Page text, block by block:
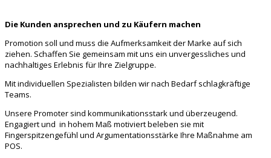
Die Kunden ansprechen und zu Käufern machen
Promotion soll und muss die Aufmerksamkeit der Marke auf sich
ziehen. Schaffen Sie gemeinsam mit uns ein unvergessliches und
nachhaltiges Erlebnis für Ihre Zielgruppe.
Mit individuellen Spezialisten bilden wir nach Bedarf schlagkräftige
Teams.
Unsere Promoter sind kommunikationsstark und überzeugend.
Engagiert und in hohem Maß motiviert beleben sie mit
Fingerspitzengefühl und Argumentationsstärke Ihre Maßnahme am
POS.